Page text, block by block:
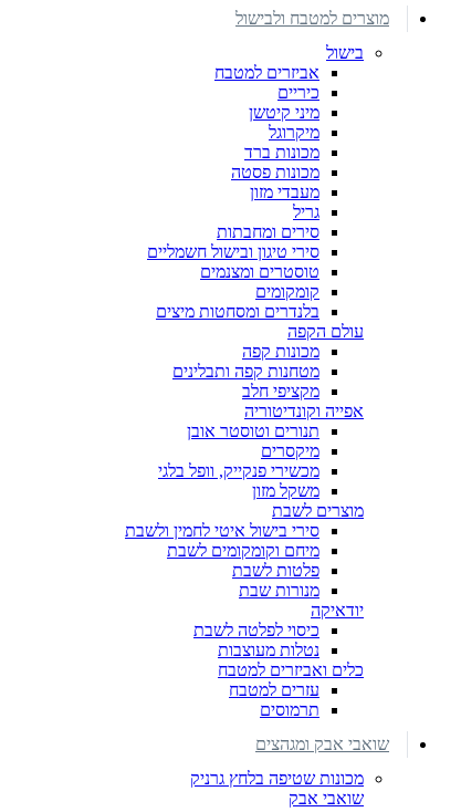
מוצרים למטבח ולבישול
בישול
אביזרים למטבח
כיריים
מיני קיטשן
מיקרוגל
מכונות ברד
מכונות פסטה
מעבדי מזון
גריל
סירים ומחבתות
סירי טיגון ובישול חשמליים
טוסטרים ומצנמים
קומקומים
בלנדרים ומסחטות מיצים
עולם הקפה
מכונות קפה
מטחנות קפה ותבלינים
מקציפי חלב
אפייה וקונדיטוריה
תנורים וטוסטר אובן
מיקסרים
מכשירי פנקייק, וופל בלגי
משקל מזון
מוצרים לשבת
סירי בישול איטי לחמין ולשבת
מיחם וקומקומים לשבת
פלטות לשבת
מנורות שבת
יודאיקה
כיסוי לפלטה לשבת
נטלות מעוצבות
כלים ואביזרים למטבח
עזרים למטבח
תרמוסים
שואבי אבק ומגהצים
מכונות שטיפה בלחץ גרניק
שואבי אבק